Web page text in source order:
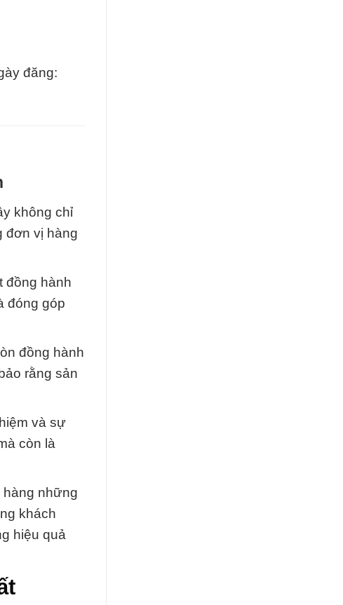
đăng:
không chỉ
đơn vị hàng
đồng hành
đóng góp
đồng hành
rằng sản
và sự
còn là
hàng những
khách
hiệu quả